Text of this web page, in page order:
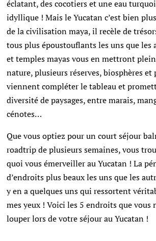
éclatant, des cocotiers et une eau
idyllique ! Mais le Yucatan c’est bien
de la civilisation maya, il recèle de
tous plus époustouflants les uns que les
et temples mayas vous en mettront
nature, plusieurs réserves, biosphères
viennent compléter le tableau et
diversité de paysages, entre marais,
cénotes…
Que vous optiez pour un court séjour
roadtrip de plusieurs semaines, vous
quoi vous émerveiller au Yucatan ! La
d’endroits plus beaux les uns que les
y en a quelques uns qui ressortent
mes yeux ! Voici les 5 endroits que vous
louper lors de votre séjour au Yucatan !